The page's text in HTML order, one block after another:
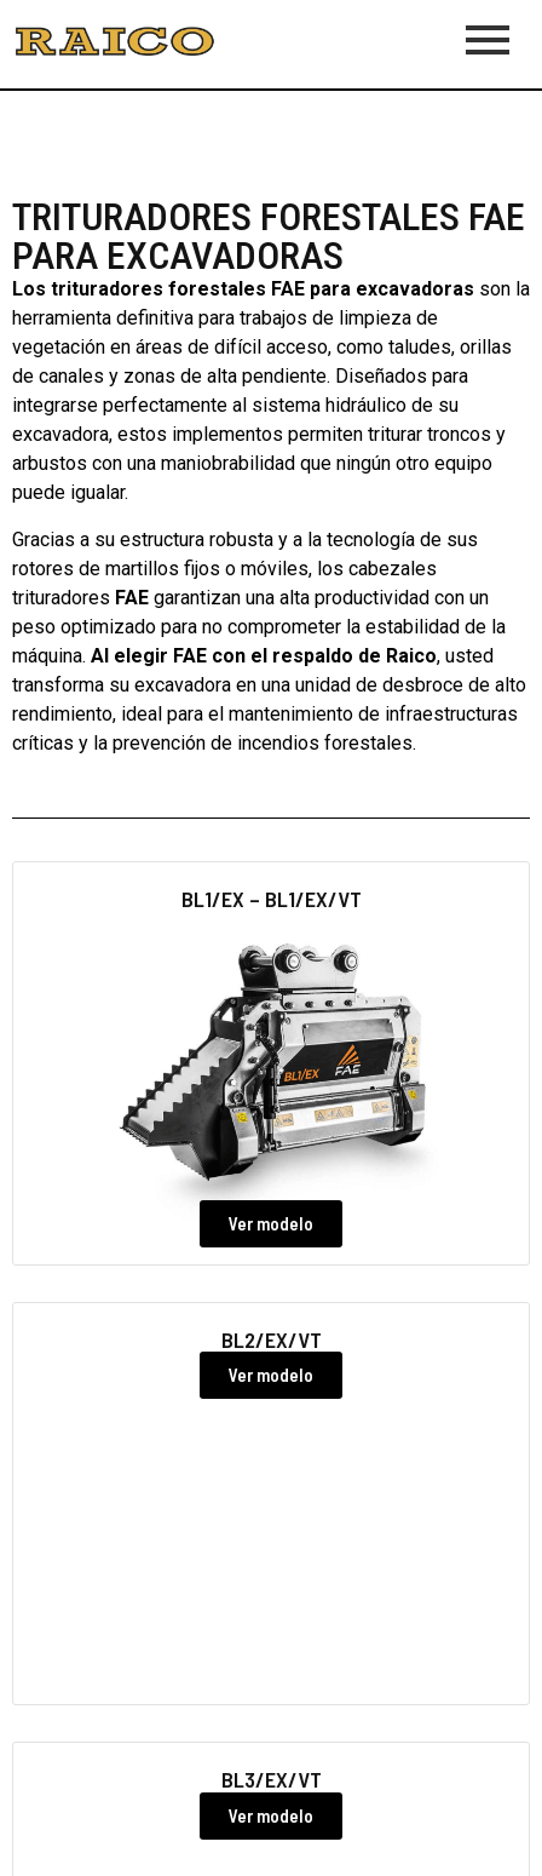
TRITURADORES FORESTALES FAE
PARA EXCAVADORAS
Los trituradores forestales FAE para excavadoras son la
herramienta definitiva para trabajos de limpieza de
vegetación en áreas de difícil acceso, como taludes, orillas
de canales y zonas de alta pendiente. Diseñados para
integrarse perfectamente al sistema hidráulico de su
excavadora, estos implementos permiten triturar troncos y
arbustos con una maniobrabilidad que ningún otro equipo
puede igualar.
Gracias a su estructura robusta y a la tecnología de sus
rotores de martillos fijos o móviles, los cabezales
trituradores FAE garantizan una alta productividad con un
peso optimizado para no comprometer la estabilidad de la
máquina. Al elegir FAE con el respaldo de Raico, usted
transforma su excavadora en una unidad de desbroce de alto
rendimiento, ideal para el mantenimiento de infraestructuras
críticas y la prevención de incendios forestales.
BL1/EX – BL1/EX/VT
Ver modelo
BL2/EX/VT
Ver modelo
BL3/EX/VT
Ver modelo